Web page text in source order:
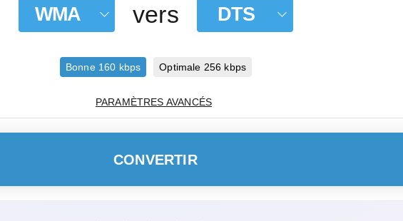
WMA vers DTS
Bonne 160 kbps Optimale 256 kbps
PARAMÈTRES AVANCÉS
CONVERTIR